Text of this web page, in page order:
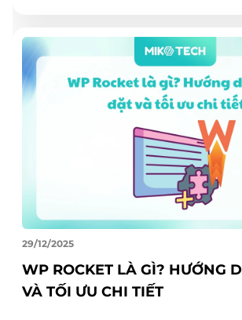
29/12/2025
WP ROCKET LÀ GÌ? HƯỚNG
VÀ TỐI ƯU CHI TIẾT